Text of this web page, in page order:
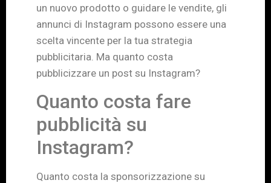
un nuovo prodotto o guidare le vendite, gli
annunci di Instagram possono essere una
scelta vincente per la tua strategia
pubblicitaria. Ma quanto costa
pubblicizzare un post su Instagram?
Quanto costa fare
pubblicità su
Instagram?
Quanto costa la sponsorizzazione su